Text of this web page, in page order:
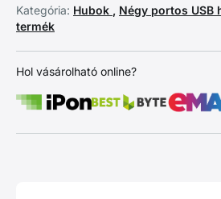
Kategória: Hubok , Négy portos USB
termék
Hol vásárolható online?